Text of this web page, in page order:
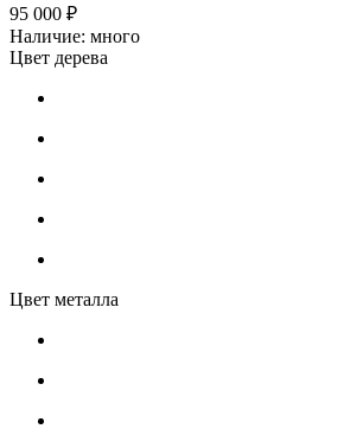
95 000 ₽
Наличие: много
Цвет дерева
Цвет металла